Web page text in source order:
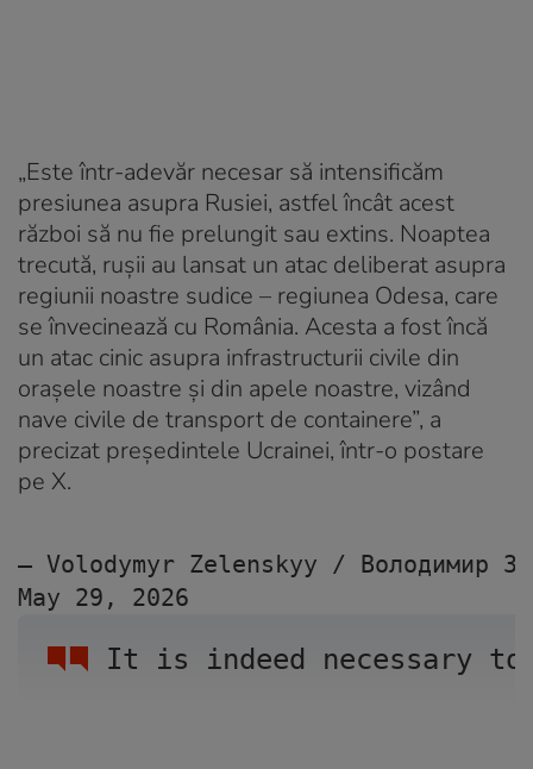
„Este într-adevăr necesar să intensificăm
presiunea asupra Rusiei, astfel încât acest
război să nu fie prelungit sau extins. Noaptea
trecută, rușii au lansat un atac deliberat asupra
regiunii noastre sudice – regiunea Odesa, care
se învecinează cu România. Acesta a fost încă
un atac cinic asupra infrastructurii civile din
orașele noastre și din apele noastre, vizând
nave civile de transport de containere”, a
precizat președintele Ucrainei, într-o postare
pe X.
It is indeed necessary to
— Volodymyr Zelenskyy / Володимир
May 29, 2026